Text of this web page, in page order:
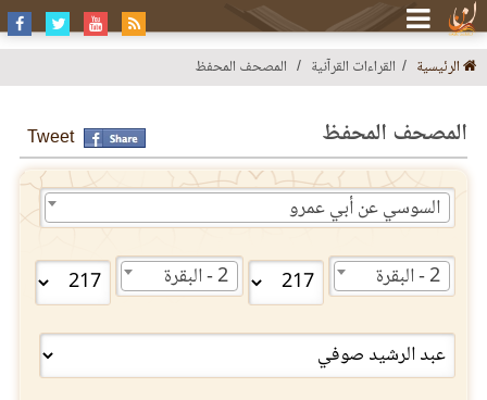
الرئيسية القراءات القرآنية المصحف المحفظ
المصحف المحفظ Tweet
السوسي عن أبي عمرو
2 - البقرة 2 - البقرة